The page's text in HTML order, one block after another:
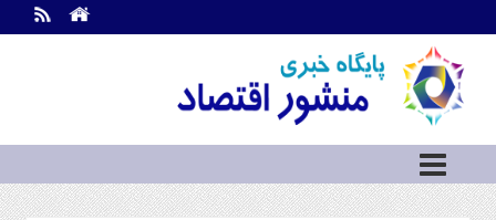
اطلاعات
تماس
ما
درباره
ما